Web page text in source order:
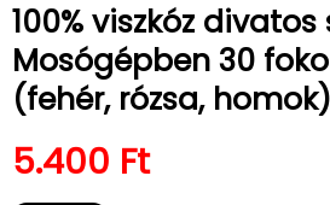
100% viszkóz
Mosógépben 30
(fehér, rózsa, homok)
Normál ár
5.400 Ft